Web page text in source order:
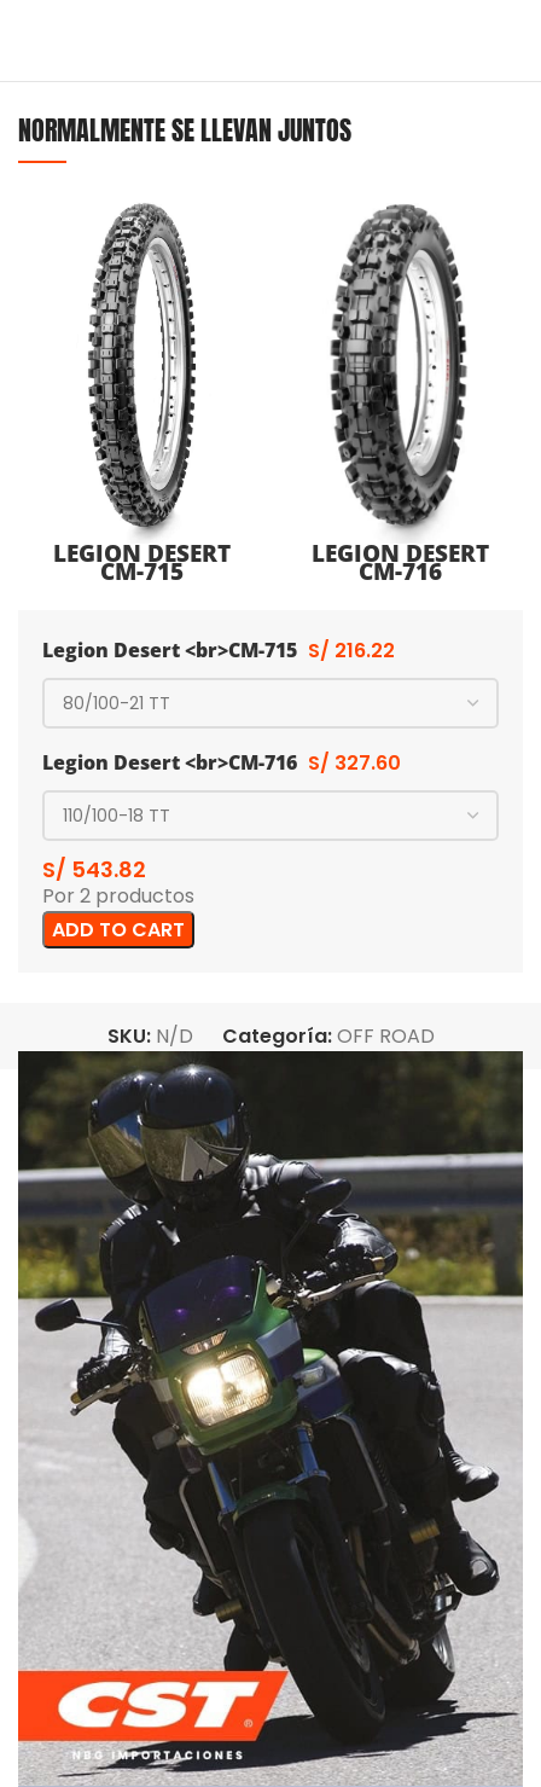
NORMALMENTE SE LLEVAN JUNTOS
LEGION DESERT
CM-715
LEGION DESERT
CM-716
Legion Desert <br>CM-715 S/ 216.22
Legion Desert <br>CM-716 S/ 327.60
S/ 543.82
Por 2 productos
ADD TO CART
SKU: N/D Categoría:OFF ROAD